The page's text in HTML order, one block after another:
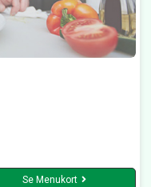
Se Menukort